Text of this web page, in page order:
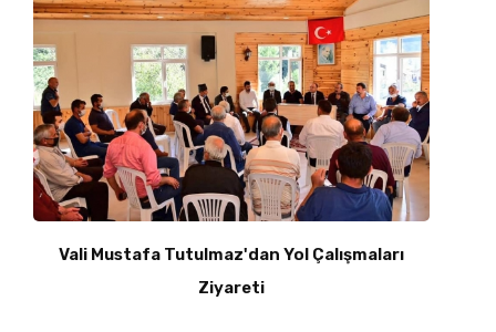
Vali Mustafa Tutulmaz'dan Yol Çalışmaları
Ziyareti